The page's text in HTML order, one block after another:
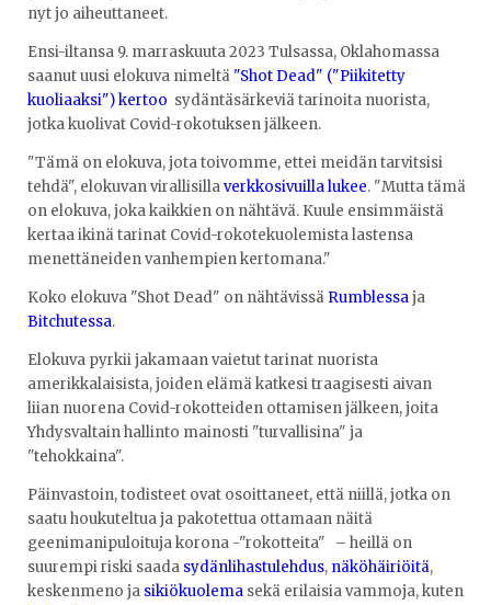
nyt jo aiheuttaneet.
Ensi-iltansa 9. marraskuuta 2023 Tulsassa, Oklahomassa
saanut uusi elokuva nimeltä "Shot Dead" ("Piikitetty
kuoliaaksi") kertoo sydäntäsärkeviä tarinoita nuorista,
jotka kuolivat Covid-rokotuksen jälkeen.
"Tämä on elokuva, jota toivomme, ettei meidän tarvitsisi
tehdä", elokuvan virallisillaverkkosivuilla lukee. "Mutta tämä
on elokuva, joka kaikkien on nähtävä. Kuule ensimmäistä
kertaa ikinä tarinat Covid-rokotekuolemista lastensa
menettäneiden vanhempien kertomana."
Koko elokuva "Shot Dead" on nähtävissä Rumblessaja
Bitchutessa.
Elokuva pyrkii jakamaan vaietut tarinat nuorista
amerikkalaisista, joiden elämä katkesi traagisesti aivan
liian nuorena Covid-rokotteiden ottamisen jälkeen, joita
Yhdysvaltain hallinto mainosti "turvallisina" ja
"tehokkaina".
Päinvastoin, todisteet ovat osoittaneet, että niillä, jotka on
saatu houkuteltua ja pakotettua ottamaan näitä
geenimanipuloituja korona -"rokotteita" – heillä on
suurempi riski saada sydänlihastulehdus, näköhäiriöitä,
keskenmeno ja sikiökuolema sekä erilaisia vammoja, kuten